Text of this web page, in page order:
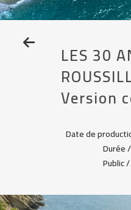
LES 30
Version
Date de
Durée /
Public /